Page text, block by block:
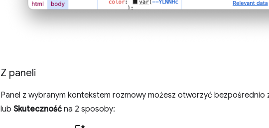
Z paneli
Panel z wybranym kontekstem rozmowy możesz otworzyć bezpośrednio
lub Skuteczność na 2 sposoby: